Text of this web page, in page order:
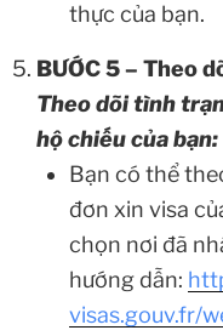
thực của bạn.
BƯỚC 5 – Theo
Theo dõi tình
hộ chiếu của bạn:
Bạn có thể
đơn xin visa
chọn nơi đã
hướng dẫn:
visas.gouv.fr/